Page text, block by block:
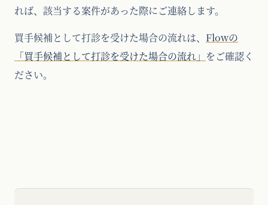
れば、該当する案件があった際にご連絡します。
買手候補として打診を受けた場合の流れは、 Flowの
「買手候補として打診を受けた場合の流れ」 をご確認く
ださい。